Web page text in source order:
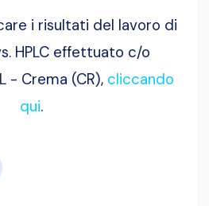
i risultati del lavoro di
HPLC effettuato c/o
- Crema (CR), cliccando
qui.